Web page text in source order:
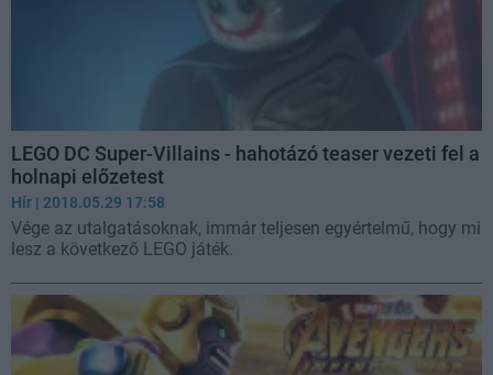
LEGO DC Super-Villains - hahotázó teaser vezeti fel a
holnapi előzetest
Hír | 2018.05.29 17:58
Vége az utalgatásoknak, immár teljesen egyértelmű, hogy mi
lesz a következő LEGO játék.